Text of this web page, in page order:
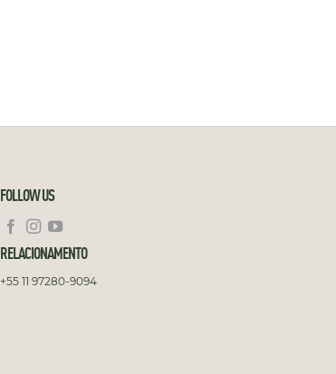
FOLLOW US
RELACIONAMENTO
+55 11 97280-9094